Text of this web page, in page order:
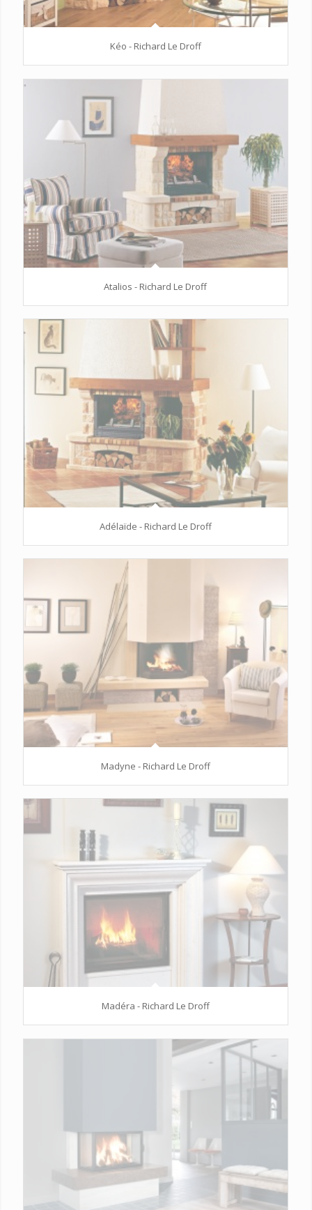
Kéo - Richard Le Droff
Atalios - Richard Le Droff
Adélaïde - Richard Le Droff
Madyne - Richard Le Droff
Madéra - Richard Le Droff